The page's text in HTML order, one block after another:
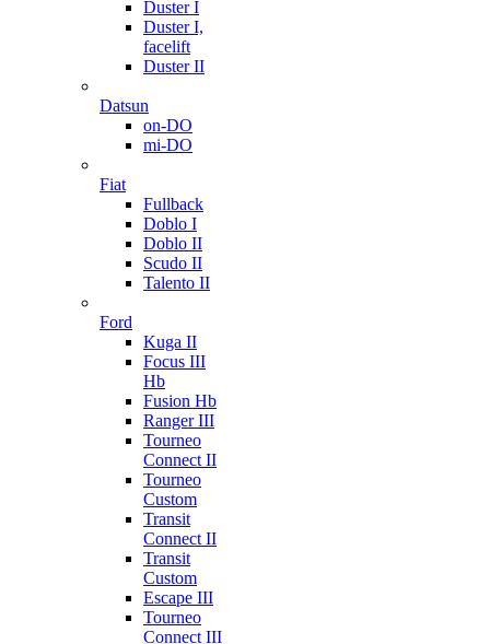
Duster I
Duster I,
facelift
Duster II
Datsun
on-DO
mi-DO
Fiat
Fullback
Doblo I
Doblo II
Scudo II
Talento II
Ford
Kuga II
Focus III
Hb
Fusion Hb
Ranger III
Tourneo
Connect II
Tourneo
Custom
Transit
Connect II
Transit
Custom
Escape III
Tourneo
Connect III